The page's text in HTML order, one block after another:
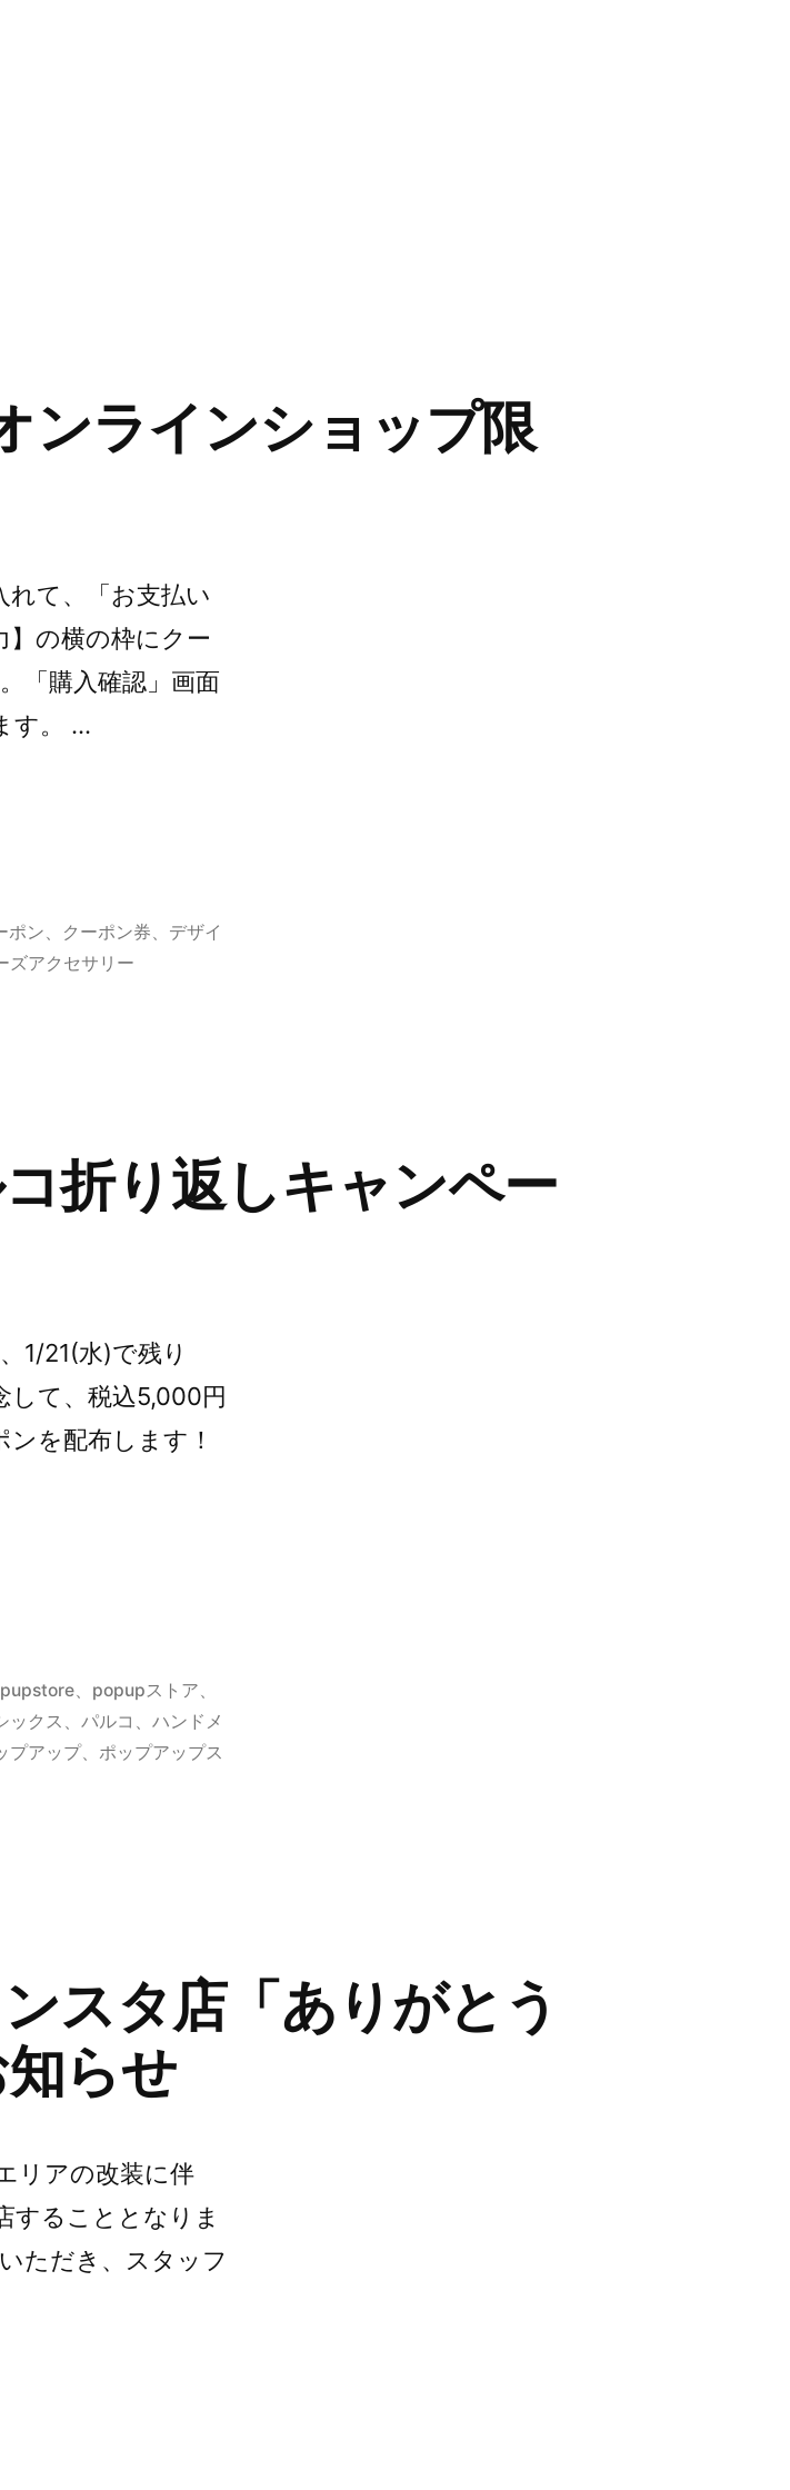
ンラインショップ限
れて、「お支払い
】の横の枠にクー
「購入確認」画面
す。 …
ポン クーポン券
デザイ
ズアクセサリー
コ折り返しキャンペー
1/21(水)で残り
して、税込5,000円
を配布します！
popupストア
ックス 、パルコ 、ハンドメ
プアップ、 ポップアップス
スタ店「ありがとう
らせ
リアの改装に伴
することとなりま
ただき、スタッフ